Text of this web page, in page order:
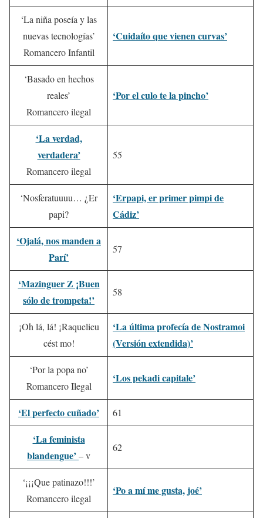
‘La niña poseía y las
nuevas tecnologías’
Romancero Infantil
‘Cuidaíto que vienen curvas’
‘Basado en hechos
reales’
Romancero ilegal
‘Por el culo te la pincho’
‘La verdad,
verdadera’
Romancero ilegal
55
‘Nosferatuuuu… ¿Er
papi?
‘Erpapi, er primer pimpi de
Cádiz’
‘Ojalá, nos manden a
Parí’
57
‘Mazinguer Z ¡Buen
sólo de trompeta!’
58
¡Oh lá, lá! ¡Raquelieu
cést mo!
‘La última profecía de Nostramoi
(Versión extendida)’
‘Por la popa no’
Romancero Ilegal
‘Los pekadi capitale’
‘El perfecto cuñado’ 61
‘La feminista
blandengue’ – v
62
‘¡¡¡Que patinazo!!!’
Romancero ilegal
‘Po a mí me gusta, joé’